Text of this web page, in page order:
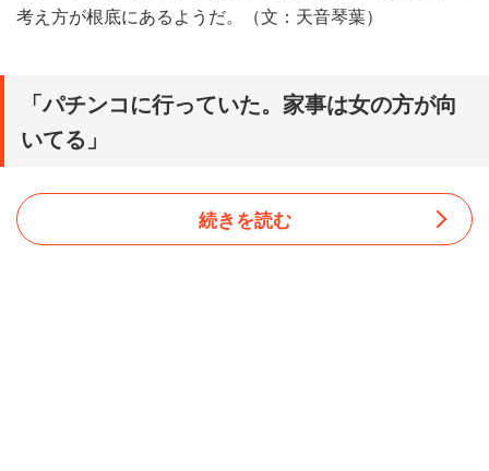
考え方が根底にあるようだ。（文：天音琴葉）
「パチンコに行っていた。家事は女の方が向
いてる」
続きを読む